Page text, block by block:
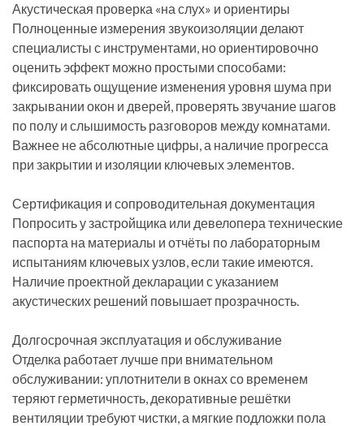
Акустическая проверка «на слух» и ориентиры
Полноценные измерения звукоизоляции делают
специалисты с инструментами, но ориентировочно
оценить эффект можно простыми способами:
фиксировать ощущение изменения уровня шума при
закрывании окон и дверей, проверять звучание шагов
по полу и слышимость разговоров между комнатами.
Важнее не абсолютные цифры, а наличие прогресса
при закрытии и изоляции ключевых элементов.
Сертификация и сопроводительная документация
Попросить у застройщика или девелопера технические
паспорта на материалы и отчёты по лабораторным
испытаниям ключевых узлов, если такие имеются.
Наличие проектной декларации с указанием
акустических решений повышает прозрачность.
Долгосрочная эксплуатация и обслуживание
Отделка работает лучше при внимательном
обслуживании: уплотнители в окнах со временем
теряют герметичность, декоративные решётки
вентиляции требуют чистки, а мягкие подложки пола